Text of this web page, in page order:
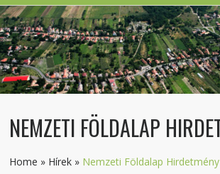
NEMZETI FÖLDALAP
Home » Hírek » Nemzeti Földalap Hirdetmény